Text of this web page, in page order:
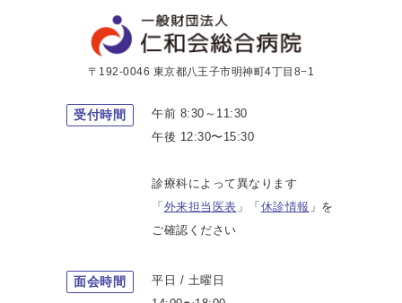
〒192-0046 東京都八王子市明神町4丁目8−1
受付時間
午前 8:30～11:30
午後 12:30〜15:30
診療科によって異なります
「 外来担当医表 」「 休診情報 」を
ご確認ください
面会時間
平日 / 土曜日